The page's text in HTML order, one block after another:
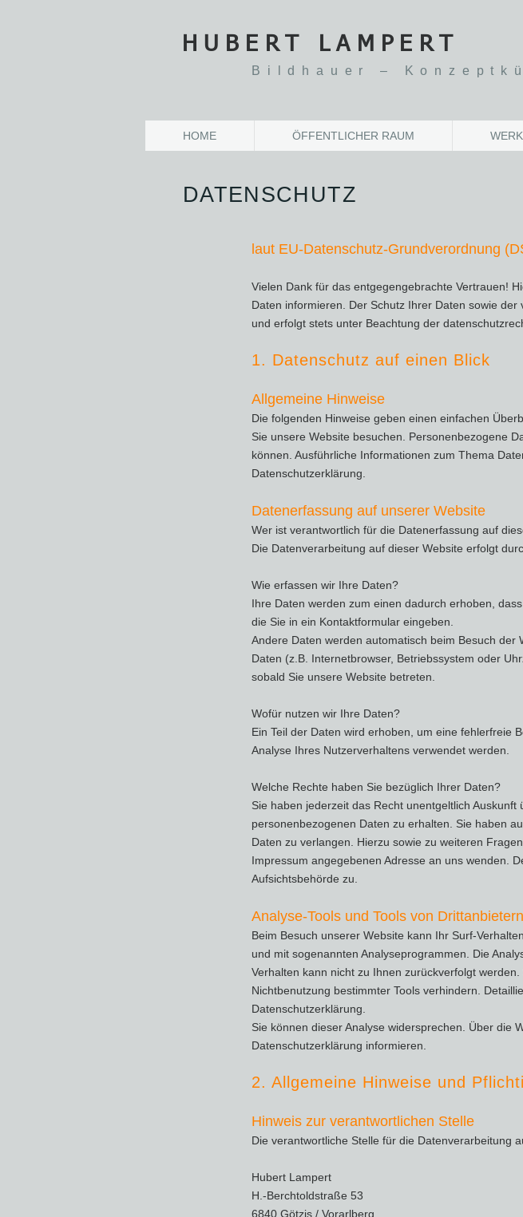
HUBERT LAMPERT
Bildhauer –
HOME ÖFFENTLICHER RAUM
DATENSCHUTZ
laut EU-Datenschutz-Grundverordnung
Vielen Dank für das entgegengebrachte Vertrauen!
Daten informieren. Der Schutz Ihrer Daten sowie
und erfolgt stets unter Beachtung der
1. Datenschutz auf einen Blick​
Allgemeine Hinweise​
Die folgenden Hinweise geben einen einfachen
Sie unsere Website besuchen. Personenbezogene
können. Ausführliche Informationen zum Thema
Datenschutzerklärung.
Datenerfassung auf unserer Website
Wer ist verantwortlich für die Datenerfassung auf
Die Datenverarbeitung auf dieser Website erfolgt
Wie erfassen wir Ihre Daten?
Ihre Daten werden zum einen dadurch erhoben,
die Sie in ein Kontaktformular eingeben.
Andere Daten werden automatisch beim Besuch
Daten (z.B. Internetbrowser, Betriebssystem oder
sobald Sie unsere Website betreten.
Wofür nutzen wir Ihre Daten?
Ein Teil der Daten wird erhoben, um eine fehlerfreie
Analyse Ihres Nutzerverhaltens verwendet werden.
Welche Rechte haben Sie bezüglich Ihrer Daten?
Sie haben jederzeit das Recht unentgeltlich
personenbezogenen Daten zu erhalten. Sie haben
Daten zu verlangen. Hierzu sowie zu weiteren
Impressum angegebenen Adresse an uns wenden.
Aufsichtsbehörde zu.
Analyse-Tools und Tools von Drittanbietern
Beim Besuch unserer Website kann Ihr Surf-
und mit sogenannten Analyseprogrammen. Die
Verhalten kann nicht zu Ihnen zurückverfolgt
Nichtbenutzung bestimmter Tools verhindern.
Datenschutzerklärung.
Sie können dieser Analyse widersprechen. Über die
Datenschutzerklärung informieren.
2. Allgemeine Hinweise und
Hinweis zur verantwortlichen Stelle
Die verantwortliche Stelle für die Datenverarbeitung
Hubert Lampert
H.-Berchtoldstraße 53
6840 Götzis / Vorarlberg